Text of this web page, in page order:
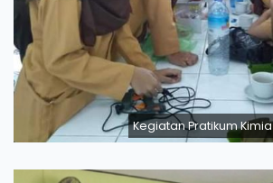
Kegiatan Pratikum Kimia